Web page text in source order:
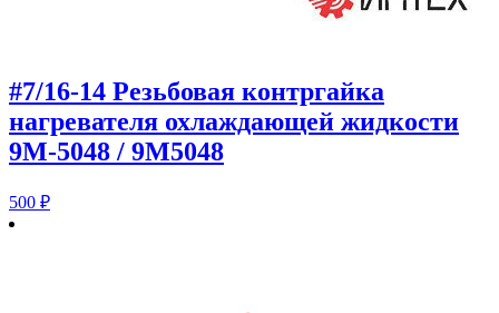
#7/16-14 Резьбовая контргайка
нагревателя охлаждающей жидкости
9M-5048 / 9M5048
500 ₽